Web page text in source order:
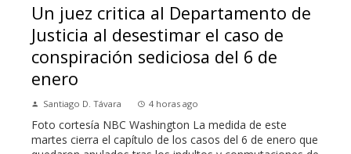
Un juez critica al Departamento de
Justicia al desestimar el caso de
conspiración sediciosa del 6 de
enero
Santiago D. Távara 4 horas ago
Foto cortesía NBC Washington La medida de este
martes cierra el capítulo de los casos del 6 de enero que